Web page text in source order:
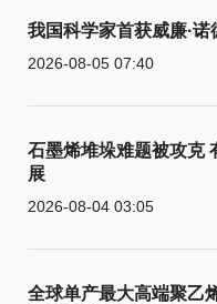
我国科学家首获威廉·诺
2026-08-05 07:40
石墨烯堆垛难题被攻克
展
2026-08-04 03:05
全球单产最大高端聚乙